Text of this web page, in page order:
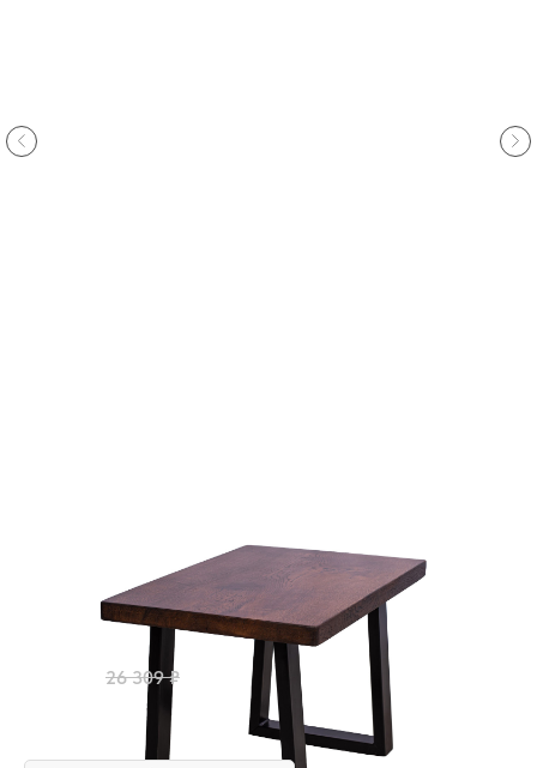
Бруклин JR Журнальный
26 309 ₽
ВЫБОР ЦВЕТА